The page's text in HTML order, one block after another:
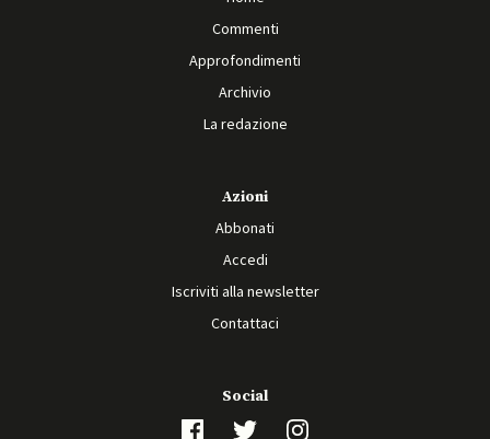
Commenti
Approfondimenti
Archivio
La redazione
Azioni
Abbonati
Accedi
Iscriviti alla newsletter
Contattaci
Social